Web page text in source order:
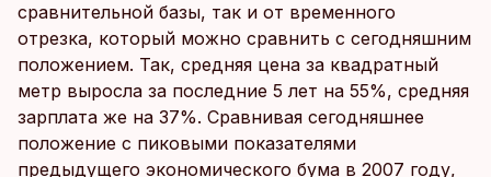
сравнительной базы, так и от временного
отрезка, который можно сравнить с сегодняшним
положением. Так, средняя цена за квадратный
метр выросла за последние 5 лет на 55%, средняя
зарплата же на 37%. Сравнивая сегодняшнее
положение с пиковыми показателями
предыдущего экономического бума в 2007 году,